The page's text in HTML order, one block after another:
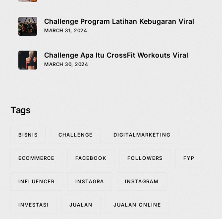
Challenge Program Latihan Kebugaran Viral
MARCH 31, 2024
Challenge Apa Itu CrossFit Workouts Viral
MARCH 30, 2024
Tags
BISNIS CHALLENGE DIGITALMARKETING
ECOMMERCE FACEBOOK FOLLOWERS FYP
INFLUENCER INSTAGRA INSTAGRAM
INVESTASI JUALAN JUALAN ONLINE